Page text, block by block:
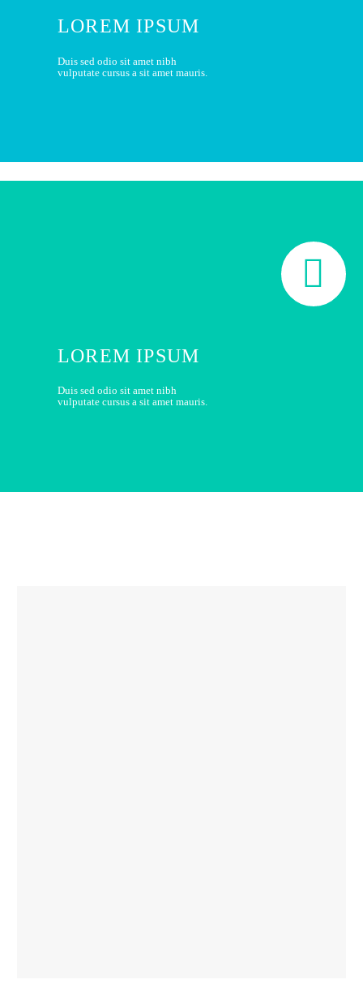
LOREM IPSUM
Duis sed odio sit amet nibh
vulputate cursus a sit amet mauris.


LOREM IPSUM
Duis sed odio sit amet nibh
vulputate cursus a sit amet mauris.